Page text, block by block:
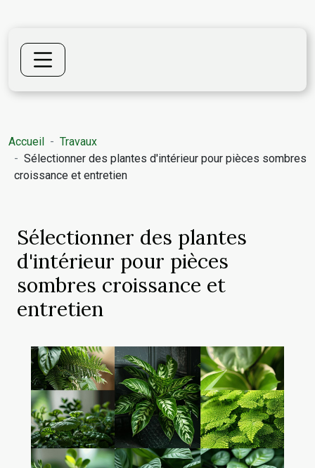
Accueil
Travaux
Sélectionner des plantes d'intérieur pour pièces sombres
croissance et entretien
Sélectionner des plantes
d'intérieur pour pièces
sombres croissance et
entretien